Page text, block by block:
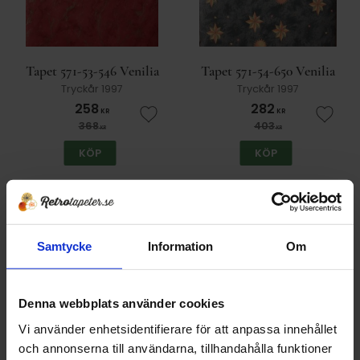
Samtycke Information Om
Denna webbplats använder cookies
Vi använder enhetsidentifierare för att anpassa innehållet
och annonserna till användarna, tillhandahålla funktioner
Tapet 571-53-546 Venilia
Tryckår 1997
258 KR
368KR Lägg till i favoriter
KÖP
Tapet 571-54-650 Venilia
Tryckår 1997
282 KR
403KR Lägg
KÖP
30%